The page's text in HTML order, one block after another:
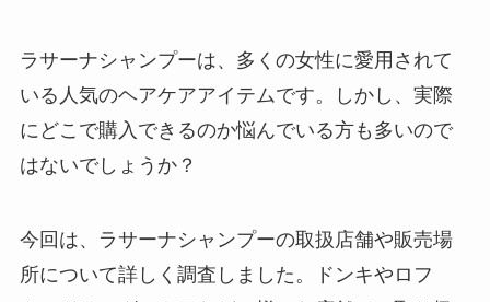
ラサーナシャンプーは、多くの女性に愛用されて
いる人気のヘアケアアイテムです。しかし、実際
にどこで購入できるのか悩んでいる方も多いので
はないでしょうか？
今回は、ラサーナシャンプーの取扱店舗や販売場
所について詳しく調査しました。ドンキやロフ